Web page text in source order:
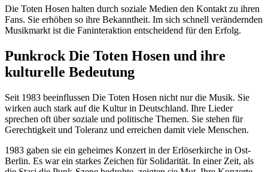
Die Toten Hosen halten durch soziale Medien den Kontakt zu ihren
Fans. Sie erhöhen so ihre Bekanntheit. Im sich schnell verändernden
Musikmarkt ist die Faninteraktion entscheidend für den Erfolg.
Punkrock Die Toten Hosen und ihre
kulturelle Bedeutung
Seit 1983 beeinflussen Die Toten Hosen nicht nur die Musik. Sie
wirken auch stark auf die Kultur in Deutschland. Ihre Lieder
sprechen oft über soziale und politische Themen. Sie stehen für
Gerechtigkeit und Toleranz und erreichen damit viele Menschen.
1983 gaben sie ein geheimes Konzert in der Erlöserkirche in Ost-
Berlin. Es war ein starkes Zeichen für Solidarität. In einer Zeit, als